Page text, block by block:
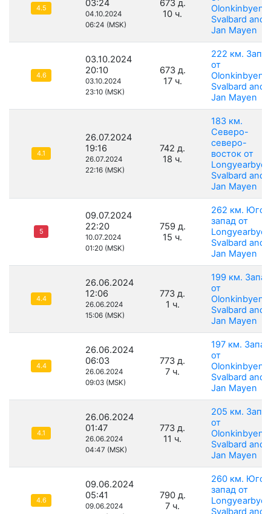
4.5
03:24
04.10.2024
06:24 (MSK)
673 д.
10 ч.
Olonkinbyen,
Svalbard and
Jan Mayen
4.6
03.10.2024
20:10
03.10.2024
23:10 (MSK)
673 д.
17 ч.
222 км.
от
Olonkinbyen,
Svalbard and
Jan Mayen
4.1
26.07.2024
19:16
26.07.2024
22:16 (MSK)
742 д.
18 ч.
183 км.
Северо-
северо-
восток от
Svalbard and
Jan Mayen
5
09.07.2024
22:20
10.07.2024
01:20 (MSK)
759 д.
15 ч.
262 км. Юго-
запад от
Svalbard and
Jan Mayen
4.4
26.06.2024
12:06
26.06.2024
15:06 (MSK)
773 д.
1 ч.
199 км. Запад
от
Olonkinbyen,
Svalbard and
Jan Mayen
4.4
26.06.2024
06:03
26.06.2024
09:03 (MSK)
773 д.
7 ч.
197 км. Запад
от
Olonkinbyen,
Svalbard and
Jan Mayen
4.1
26.06.2024
01:47
26.06.2024
04:47 (MSK)
773 д.
11 ч.
205 км.
от
Olonkinbyen,
Svalbard and
Jan Mayen
4.6
09.06.2024
05:41
09.06.2024
790 д.
7 ч.
260 км. Юго-
запад от
Svalbard and